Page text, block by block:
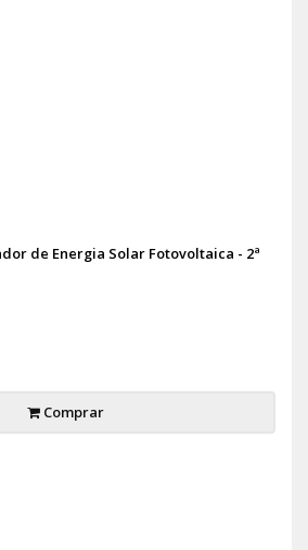
de Energia Solar Fotovoltaica - 2ª
Comprar